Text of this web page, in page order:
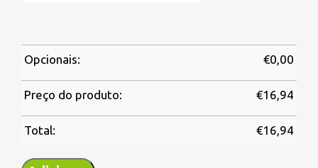
Opcionais: €0,00
Preço do produto: €16,94
Total: €16,94